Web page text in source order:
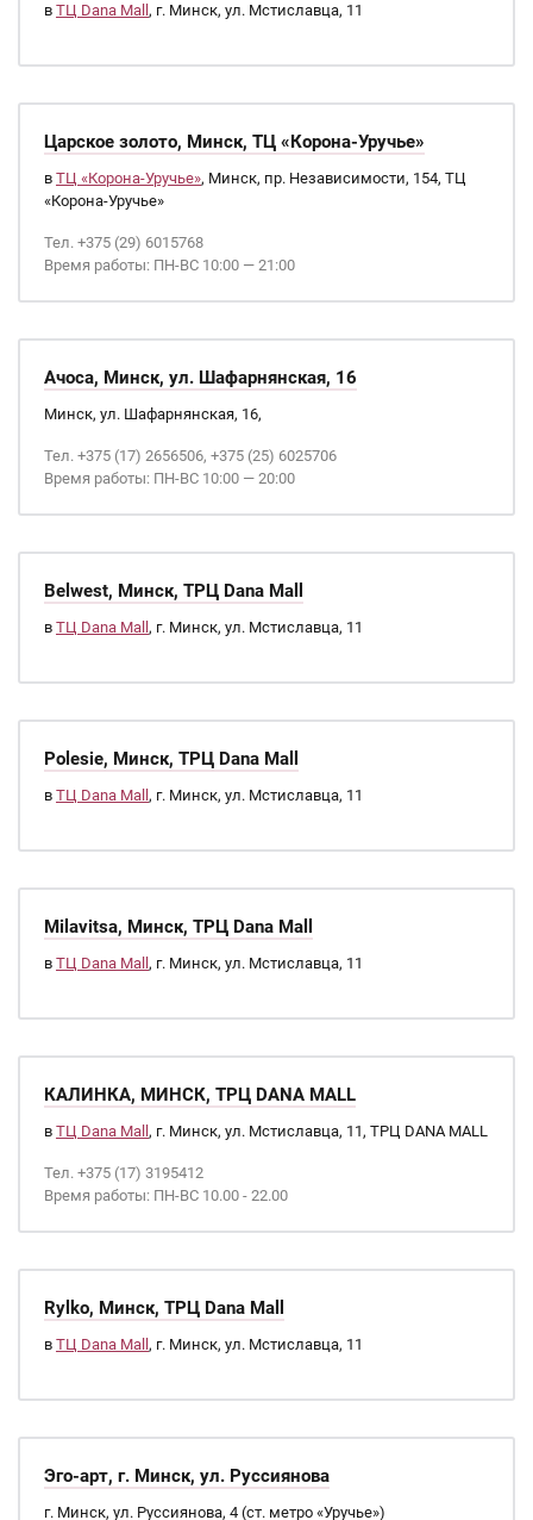
в ТЦ Dana Mall , г. Минск, ул. Мстиславца, 11
Царское золото, Минск, ТЦ «Корона-Уручье»
в ТЦ «Корона-Уручье», Минск, пр. Независимости, 154, ТЦ
«Корона-Уручье»
Тел. +375 (29) 6015768
Время работы: ПН-ВС 10:00 — 21:00
Ачоса, Минск, ул. Шафарнянская, 16
Минск, ул. Шафарнянская, 16,
Тел. +375 (17) 2656506, +375 (25) 6025706
Время работы: ПН-ВС 10:00 — 20:00
Belwest, Минск, ТРЦ Dana Mall
в ТЦ Dana Mall , г. Минск, ул. Мстиславца, 11
Polesie, Минск, ТРЦ Dana Mall
в ТЦ Dana Mall , г. Минск, ул. Мстиславца, 11
Milavitsa, Минск, ТРЦ Dana Mall
в ТЦ Dana Mall , г. Минск, ул. Мстиславца, 11
КАЛИНКА, МИНСК, ТРЦ DANA MALL
в ТЦ Dana Mall , г. Минск, ул. Мстиславца, 11, ТРЦ DANA MALL
Тел. +375 (17) 3195412
Время работы: ПН-ВС 10.00 - 22.00
Rylko, Минск, ТРЦ Dana Mall
в ТЦ Dana Mall , г. Минск, ул. Мстиславца, 11
Эго-арт, г. Минск, ул. Руссиянова
г. Минск, ул. Руссиянова, 4 (ст. метро «Уручье»)